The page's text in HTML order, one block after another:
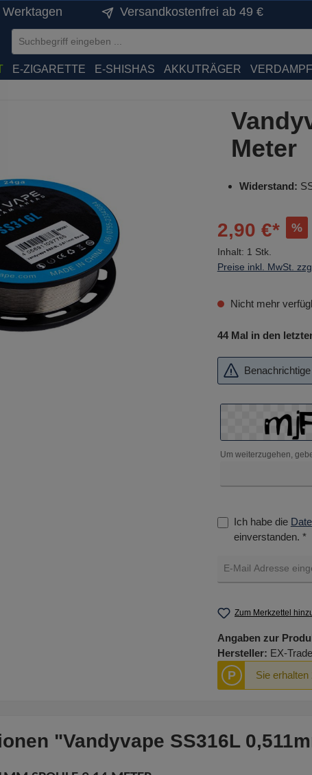
Versandkostenfrei ab 49 €
E-ZIGARETTE E-SHISHAS AKKUTRÄGER
Meter
Widerstand:
2,90 €* %
Inhalt: 1 Stk.
Preise inkl. MwSt.
Nicht mehr
44 Mal in den
Um weiterzugehen,
Ich habe die
einverstanden. *
Zum Merkzettel
Angaben zur
Hersteller: EX-
P Sie
"Vandyvape SS316L